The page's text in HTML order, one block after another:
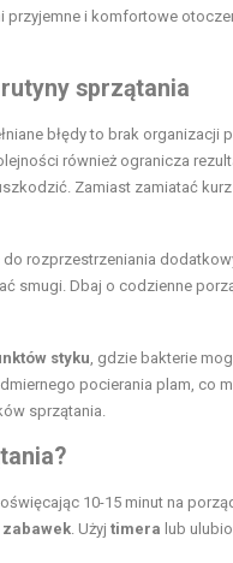
przyjemne i komfortowe
sprzątania
błędy to brak organizacji
również ogranicza
Zamiast zamiatać
rozprzestrzeniania
smugi. Dbaj o codzienne
styku , gdzie bakterie
pocierania plam, co
sprzątania.
10-15 minut na
zabawek . Użyj timera lub